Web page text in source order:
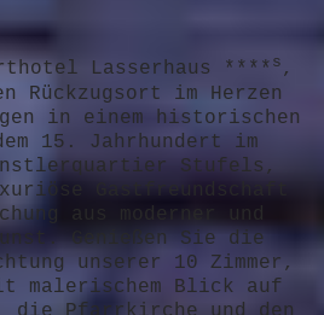
Lasserhaus ****s,
Rückzugsort im Herzen
in einem historischen
15. Jahrhundert im
Stufels,
Gastfreundschaft
aus moderner und
Genießen Sie die
unserer 10 Zimmer,
malerischem Blick auf
die Pfarrkirche und den